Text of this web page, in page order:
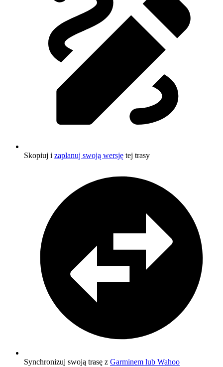
Skopiuj i zaplanuj swoją wersję tej trasy
Synchronizuj swoją trasę z Garminem lub Wahoo